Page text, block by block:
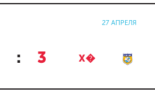
27 АПРЕЛЯ
: 3 Х�